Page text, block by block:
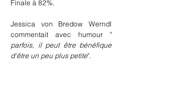
Finale à 82%.
Jessica von Bredow Werndl
parfois, il peut être bénéfique
d'être un peu plus petite".